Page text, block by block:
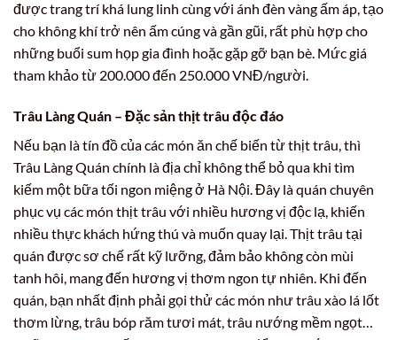
được trang trí khá lung linh cùng với ánh đèn vàng ấm áp, tạo
cho không khí trở nên ấm cúng và gần gũi, rất phù hợp cho
những buổi sum họp gia đình hoặc gặp gỡ bạn bè. Mức giá
tham khảo từ 200.000 đến 250.000 VNĐ/người.
Trâu Làng Quán – Đặc sản thịt trâu độc đáo
Nếu bạn là tín đồ của các món ăn chế biến từ thịt trâu, thì
Trâu Làng Quán chính là địa chỉ không thể bỏ qua khi tìm
kiếm một bữa tối ngon miệng ở Hà Nội. Đây là quán chuyên
phục vụ các món thịt trâu với nhiều hương vị độc lạ, khiến
nhiều thực khách hứng thú và muốn quay lại. Thịt trâu tại
quán được sơ chế rất kỹ lưỡng, đảm bảo không còn mùi
tanh hôi, mang đến hương vị thơm ngon tự nhiên. Khi đến
quán, bạn nhất định phải gọi thử các món như trâu xào lá lốt
thơm lừng, trâu bóp răm tươi mát, trâu nướng mềm ngọt…